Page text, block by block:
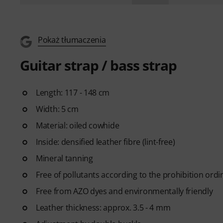
Pokaż tłumaczenia
Guitar strap / bass strap
Length: 117 - 148 cm
Width: 5 cm
Material: oiled cowhide
Inside: densified leather fibre (lint-free)
Mineral tanning
Free of pollutants according to the prohibition
Free from AZO dyes and environmentally friendly
Leather thickness: approx. 3.5 - 4 mm